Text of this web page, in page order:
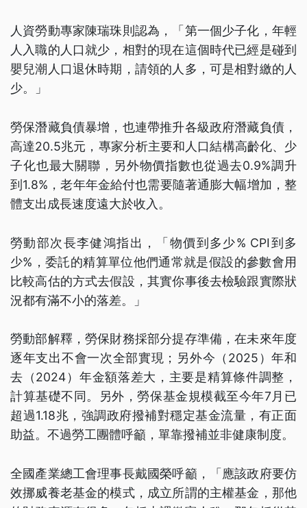
人資勞動專家陳瑞珠則認為，「第一個少子化，年輕
人入職的人口就少，相對的現在這個時代已經是碰到
嬰兒潮人口退休時期，請領的人多，可是相對繳的人
少。」
勞保潛藏負債暴增，也連帶推升各級政府潛藏負債，
高達20.5兆元，專家分析主要和人口結構高齡化、少
子化也最大關聯，另外物價指數也從過去0.9%調升
到1.8%，老年年金給付也需要隨著通膨大幅增加，整
體支出成長速度遠大於收入。
勞動部次長李健鴻指出，「物價到多少% CPI到多
少%，委託的精算單位他們通常就是假設的參數會用
比較高估的方式去假設，其實你事後去檢驗跟實際狀
況都有滿不小的落差。」
勞動部解釋，勞保財務採部分提存準備，在未來年度
逐年支出不會一次全部實現；另外今（2025）年和
去（2024）年金額落差大，主要是精算條件調整，
計算基礎不同。另外，勞保基金規模截至今年7月已
超過1.18兆，強調政府撥補對穩定基金流量，有正面
助益。不過勞工團體呼籲，單靠撥補並非健康制度。
全國產業總工會理事長戴國榮呼籲，「應該政府要仿
效挪威養老基金的模式，成立所謂的主權基金，那他